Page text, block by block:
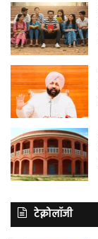
टेक्नोलॉजी